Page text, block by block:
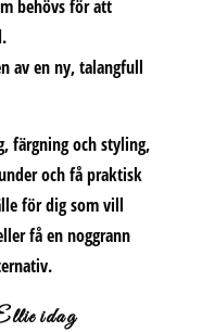
behövs för att
av en ny, talangfull
färgning och styling,
och få praktisk
för dig som vill
få en noggrann
idag